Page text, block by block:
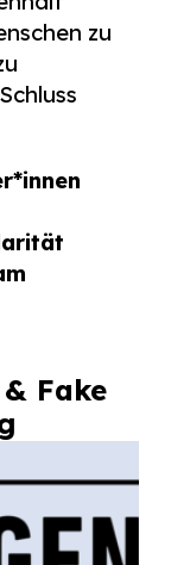
zu
Fake